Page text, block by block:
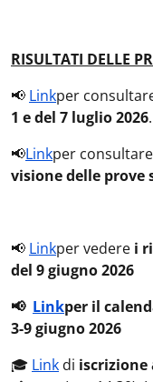
RISULTATI DELLE
📢 Linkper
1 e del 7 luglio 2026.
📢Linkper consultare
visione delle prove
📢 Linkper vedere i
del 9 giugno 2026
📢 Linkper il
3-9 giugno 2026
🎓 Link di iscrizione